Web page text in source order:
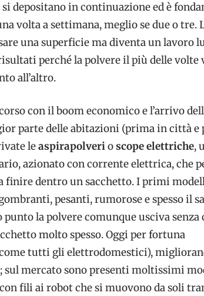
depositano in continuazione ed è
volta a settimana, meglio se due o tre.
una superficie ma diventa un lavoro
perché la polvere il più delle volte
all’altro.
con il boom economico e l’arrivo
parte delle abitazioni (prima in città e
leaspirapolverioscope elettriche,
azionato con corrente elettrica, che
finire dentro un sacchetto. I primi
pesanti, rumorose e spesso il
la polvere comunque usciva senza
molto spesso. Oggi per fortuna
tutti gli elettrodomestici),
sul mercato sono presenti moltissimi
fili ai robot che si muovono da soli